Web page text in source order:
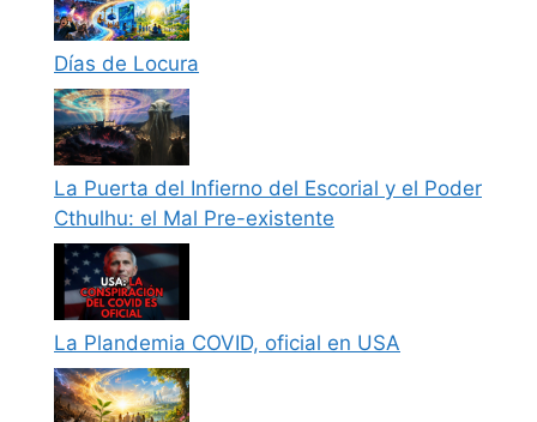
Días de Locura
La Puerta del Infierno del Escorial y el Poder
Cthulhu: el Mal Pre-existente
La Plandemia COVID, oficial en USA